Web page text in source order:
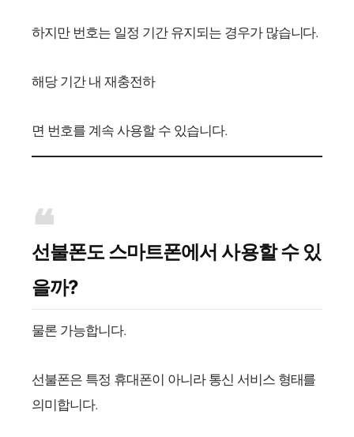
하지만 번호는 일정 기간 유지되는 경우가 많습니다.
해당 기간 내 재충전하
면 번호를 계속 사용할 수 있습니다.
선불폰도 스마트폰에서 사용할 수 있
을까?
물론 가능합니다.
선불폰은 특정 휴대폰이 아니라 통신 서비스 형태를
의미합니다.